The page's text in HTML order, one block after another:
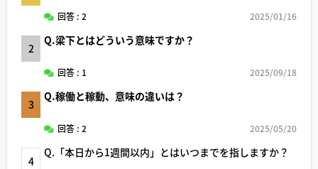
回答 : 2 2025/01/16
2
Q.梁下とはどういう意味ですか？
回答 : 1 2025/09/18
3
Q.稼働と稼動、意味の違いは？
回答 : 2 2025/05/20
4
Q.「本日から1週間以内」とはいつまでを指しますか？